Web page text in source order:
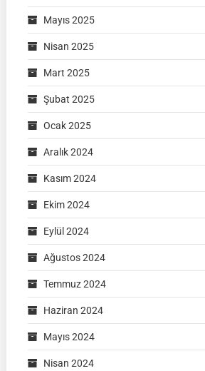
Mayıs 2025
Nisan 2025
Mart 2025
Şubat 2025
Ocak 2025
Aralık 2024
Kasım 2024
Ekim 2024
Eylül 2024
Ağustos 2024
Temmuz 2024
Haziran 2024
Mayıs 2024
Nisan 2024